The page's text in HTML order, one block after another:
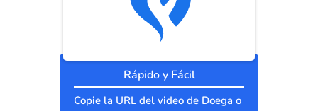
Rápido y Fácil
Copie la URL del video de Doega o